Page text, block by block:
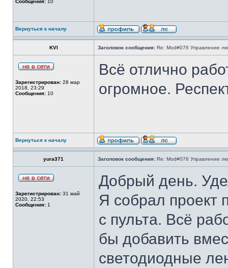
Сообщения: 10
Вернуться к началу
KVI Заголовок сообщения: Re: Mod#076 Управление
Зарегистрирован: 28 мар
2018, 23:29
Сообщения: 10
Всё отлично
огромное.
Вернуться к началу
yura371 Заголовок сообщения: Re: Mod#076 Управление
Зарегистрирован: 31 май
2020, 22:53
Сообщения: 1
Добрый день.
Я собрал проект
с пульта. Всё
бы добавить
светодиодные